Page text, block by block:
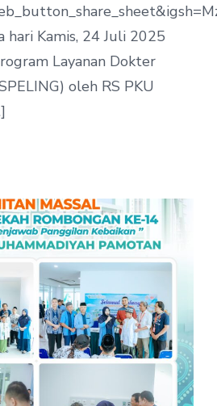
Kamis, 24 Juli 2025
Layanan Dokter
oleh RS PKU